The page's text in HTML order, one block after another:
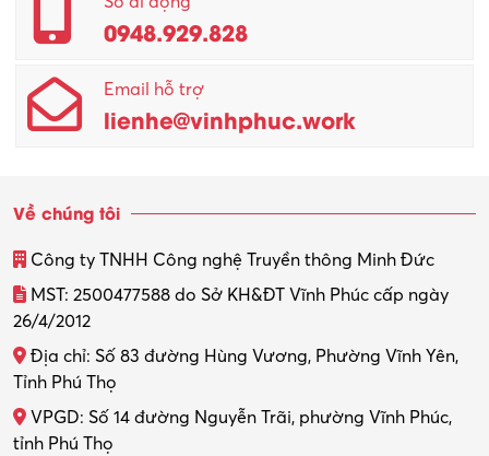
Quản lý chất lượng – QC
Quản lý sản xuất
Quản trị kinh doanh
Thiết kế nội thất
Thợ máy – Ô tô – Xe máy
Thực tập
0948.929.828
Email hỗ trợ
lienhe@vinhphuc.work
Về chúng tôi
Công ty TNHH Công nghệ Truyền thông Minh Đức
MST: 2500477588 do Sở KH&ĐT Vĩnh Phúc cấp ngày
26/4/2012
Địa chỉ: Số 83 đường Hùng Vương, Phường Vĩnh Yên,
Tỉnh Phú Thọ
VPGD: Số 14 đường Nguyễn Trãi, phường Vĩnh Phúc,
tỉnh Phú Thọ